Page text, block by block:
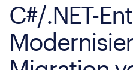
C#/.NET-